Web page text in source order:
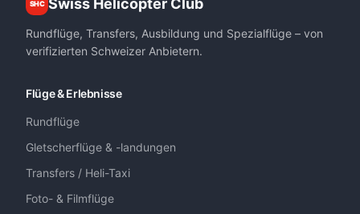
SHC Swiss Helicopter Club
Rundflüge, Transfers, Ausbildung und Spezialflüge – von
verifizierten Schweizer Anbietern.
Flüge & Erlebnisse
Rundflüge
Gletscherflüge & -landungen
Transfers / Heli-Taxi
Foto- & Filmflüge